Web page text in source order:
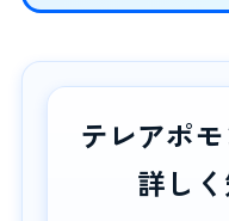
テレアポ
詳し